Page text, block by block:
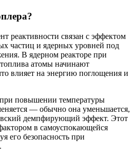
реактивности связан с эффектом
частиц и ядерных уровней под
В ядерном реакторе при
атомы начинают
влияет на энергию поглощения и
повышении температуры
— обычно она уменьшается,
демпфирующий эффект. Этот
в самоуспокающейся
его безопасность при